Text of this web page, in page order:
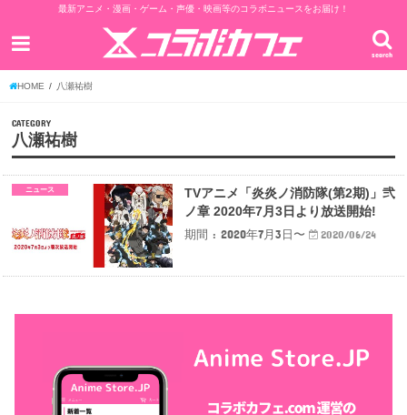
最新アニメ・漫画・ゲーム・声優・映画等のコラボニュースをお届け！
search
HOME 八瀬祐樹
CATEGORY
八瀬祐樹
ニュース
TVアニメ「炎炎ノ消防隊(第2期)」弐
ノ章 2020年7月3日より放送開始!
期間 : 2020年7月3日〜
2020/06/24